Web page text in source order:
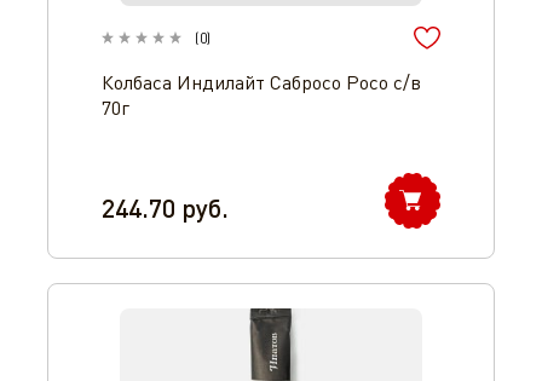
(0)
Колбаса Индилайт Сабросо Росо с/в
70г
244.70 руб.